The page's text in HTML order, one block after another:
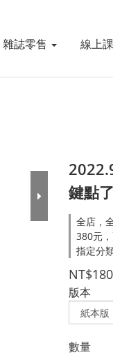
雜誌零售 線上
鍵點
全店，
380元
指定分
NT$180
版本
數量